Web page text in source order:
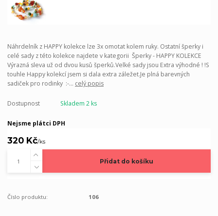
Náhrdelník z HAPPY kolekce lze 3x omotat kolem ruky. Ostatní šperky i
celé sady z této kolekce najdete v kategorii Šperky - HAPPY KOLEKCE
Výrazná sleva už od dvou kusů šperků.Velké sady jsou Extra výhodné ! !S
touhle Happy kolekcí jsem si dala extra záležet.Je plná barevných
sadiček pro rodinky :-... celý popis
Dostupnost Skladem 2 ks
Nejsme plátci DPH
320 Kč/ks
Přidat do košíku
Číslo produktu: 106